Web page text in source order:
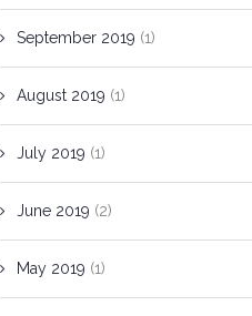
September 2019 (1)
August 2019 (1)
July 2019 (1)
June 2019 (2)
May 2019 (1)